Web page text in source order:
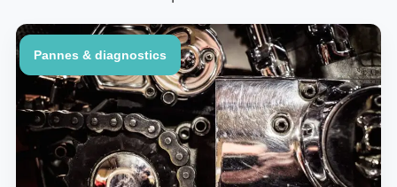
Pannes & diagnostics